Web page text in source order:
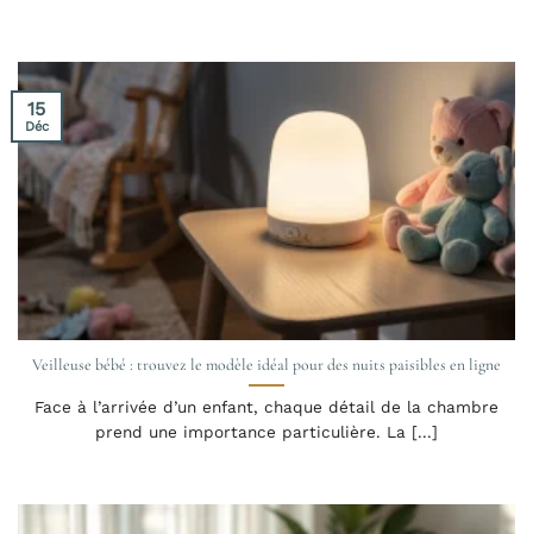
Veilleuse bébé : trouvez le modèle idéal pour des nuits paisibles en ligne
Face à l’arrivée d’un enfant, chaque détail de la chambre
prend une importance particulière. La [...]
15
Déc